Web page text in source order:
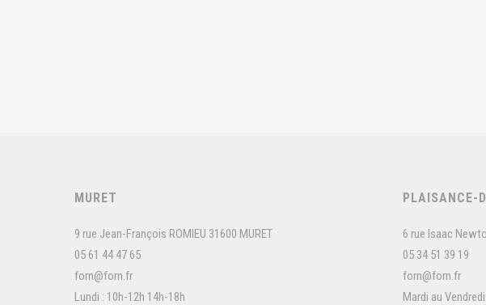
MURET
9 rue Jean-François ROMIEU 31600 MURET
05 61 44 47 65
forn@forn.fr
Lundi : 10h-12h 14h-18h
PLAISANCE-
6 rue Isaac
05 34 51 39 19
forn@forn.fr
Mardi au